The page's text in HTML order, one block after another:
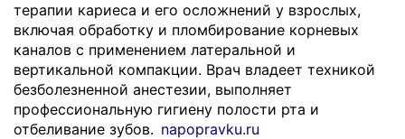
терапии кариеса и его осложнений у взрослых,
включая обработку и пломбирование корневых
каналов с применением латеральной и
вертикальной компакции. Врач владеет техникой
безболезненной анестезии, выполняет
профессиональную гигиену полости рта и
отбеливание зубов. napopravku.ru